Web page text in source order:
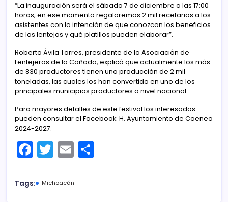
“La inauguración será el sábado 7 de diciembre a las 17:00
horas, en ese momento regalaremos 2 mil recetarios a los
asistentes con la intención de que conozcan los beneficios
de las lentejas y qué platillos pueden elaborar”.
Roberto Ávila Torres, presidente de la Asociación de
Lentejeros de la Cañada, explicó que actualmente los más
de 830 productores tienen una producción de 2 mil
toneladas, las cuales los han convertido en uno de los
principales municipios productores a nivel nacional.
Para mayores detalles de este festival los interesados
pueden consultar el Facebook: H. Ayuntamiento de Coeneo
2024-2027.
F
a
c
T
w
itt
E
m
Tags: Michoacán